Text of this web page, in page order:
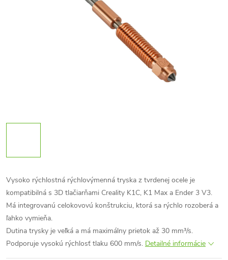
Vysoko rýchlostná rýchlovýmenná tryska z tvrdenej ocele je
kompatibilná s 3D tlačiarňami Creality K1C, K1 Max a Ender 3 V3.
Má integrovanú celokovovú konštrukciu, ktorá sa rýchlo rozoberá a
ľahko vymieňa.
Dutina trysky je veľká a má maximálny prietok až 30 mm³/s.
Podporuje vysokú rýchlosť tlaku 600 mm/s. Detailné informácie